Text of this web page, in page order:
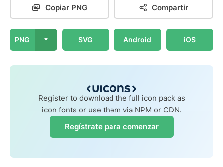
Copiar PNG Compartir
PNG SVG Android iOS
Register to download the full icon pack as
icon fonts or use them via NPM or CDN.
Regístrate para comenzar